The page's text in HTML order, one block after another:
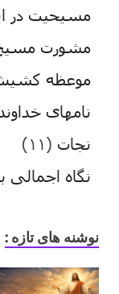
مسیحیت در
مشورت
موعظه
نامهای
نجات (۱۱)
نگاه
نوشنه های تازه :